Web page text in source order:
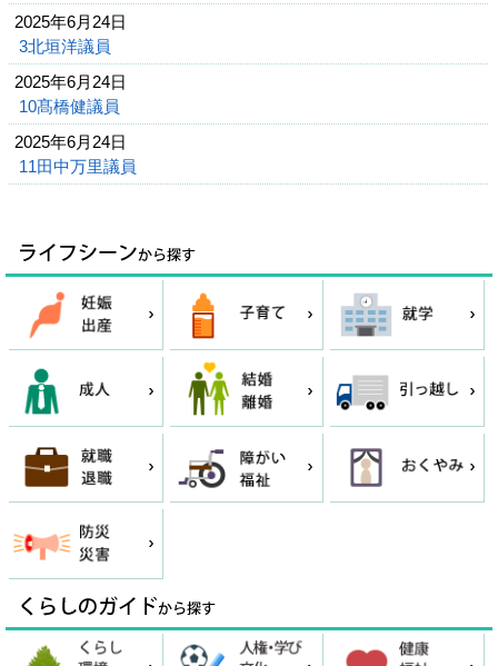
2025年6月24日
3北垣洋議員
2025年6月24日
10髙橋健議員
2025年6月24日
11田中万里議員